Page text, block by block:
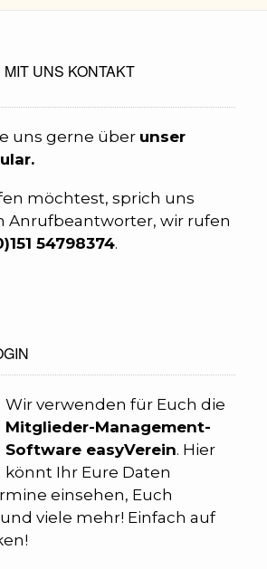
UNS KONTAKT
uns gerne über unser
möchtest, sprich uns
Anrufbeantworter, wir rufen
151 54798374.
Wir verwenden für Euch die
Mitglieder-Management-
Software easyVerein. Hier
könnt Ihr Eure Daten
einsehen, Euch
viele mehr! Einfach auf